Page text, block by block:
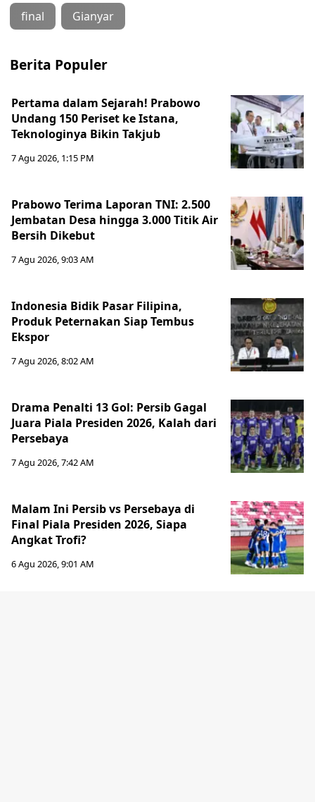
final Gianyar
Berita Populer
Pertama dalam Sejarah! Prabowo
Undang 150 Periset ke Istana,
Teknologinya Bikin Takjub
7 Agu 2026, 1:15 PM
Prabowo Terima Laporan TNI: 2.500
Jembatan Desa hingga 3.000 Titik Air
Bersih Dikebut
7 Agu 2026, 9:03 AM
Indonesia Bidik Pasar Filipina,
Produk Peternakan Siap Tembus
Ekspor
7 Agu 2026, 8:02 AM
Drama Penalti 13 Gol: Persib Gagal
Juara Piala Presiden 2026, Kalah dari
Persebaya
7 Agu 2026, 7:42 AM
Malam Ini Persib vs Persebaya di
Final Piala Presiden 2026, Siapa
Angkat Trofi?
6 Agu 2026, 9:01 AM